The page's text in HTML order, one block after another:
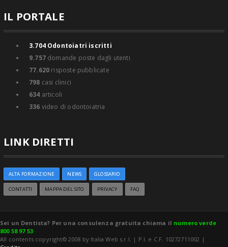
IL PORTALE
3.704Odontoiatri iscritti
9.757domande poste dagli utenti
77.620 risposte pubblicate
798 casi clinici
634 articoli
336 video di odontoiatria
LINK DIRETTI
ALTA FORMAZIONE NEWS GLOSSARIO
CONTATTI MAPPA DEL SITO PRIVACY FAQ
Sei un Dentista? Per una consulenza gratuita chiama il numero verde
800 58 97 53
All contents copyright© 2008 by Italia Web s.r.l. | P.I. e C.F. 10272711002 |